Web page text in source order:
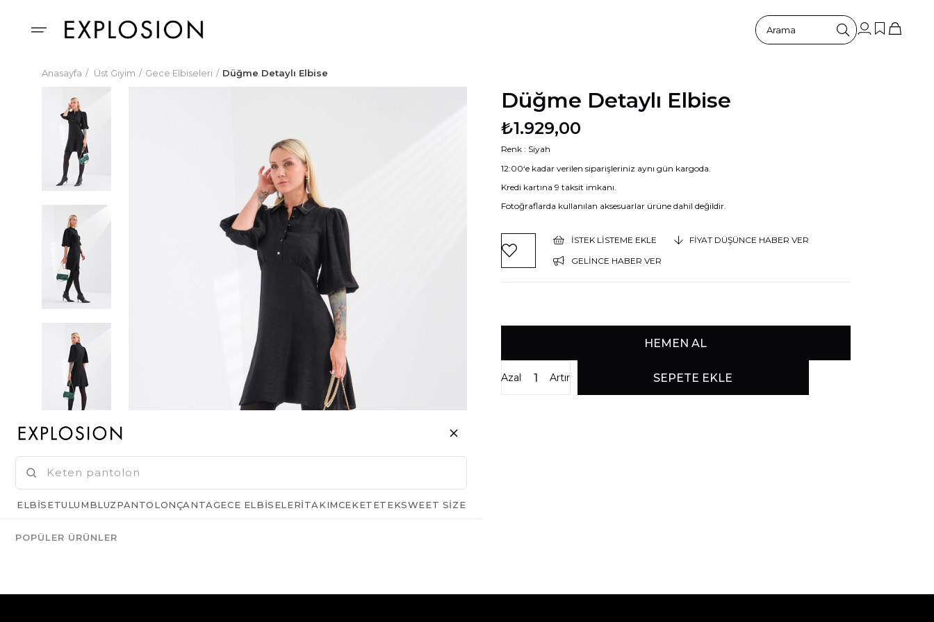
Anasayfa Üst Giyim Gece Elbiseleri Düğme Detaylı Elbise
Düğme Detaylı Elbise
₺1.929,00
Renk : Siyah
12:00‘e kadar verilen siparişleriniz aynı gün kargoda.
Kredi kartına 9 taksit imkanı.
Fotoğraflarda kullanılan aksesuarlar ürüne dahil değildir.
İSTEK LISTEME EKLE
FIYAT DÜŞÜNCE HABER VER
GELINCE HABER VER
Artır
Azalt
ELBISETULUMBLUZPANTOLONÇANTAGECE ELBISELERITAKIMCEKETETEKSWEET SIZE
POPÜLER ÜRÜNLER